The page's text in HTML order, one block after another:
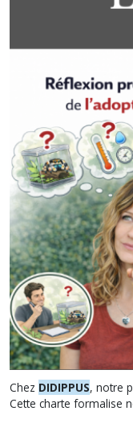
Chez DIDIPPUS, notre
Cette charte formalise